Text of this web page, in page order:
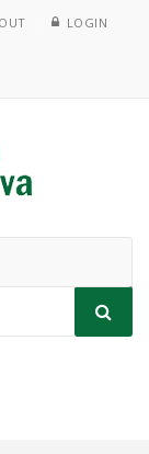
LOGIN